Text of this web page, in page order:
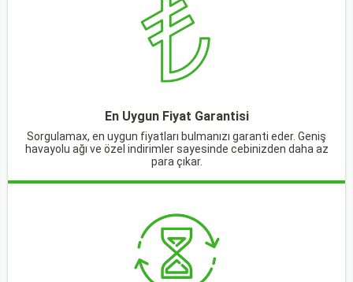
En Uygun Fiyat Garantisi
Sorgulamax, en uygun fiyatları bulmanızı garanti eder. Geniş
havayolu ağı ve özel indirimler sayesinde cebinizden daha az
para çıkar.